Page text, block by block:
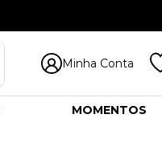
Minha Conta
MOMENTOS